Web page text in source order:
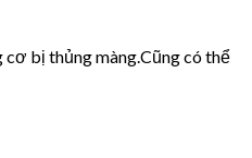
bị thủng màng.Cũng có thể